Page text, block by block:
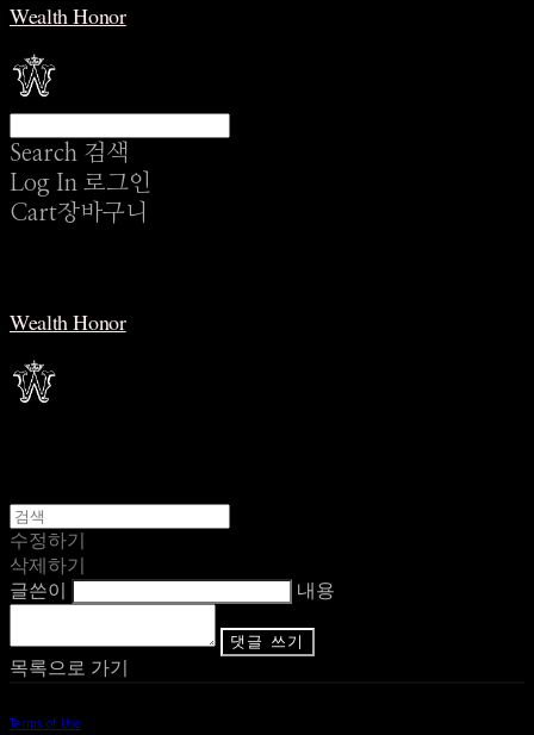
Wealth Honor
Search 검색
Log In 로그인
Cart장바구니
Wealth Honor
수정하기
삭제하기
글쓴이
내용
댓글 쓰기
목록으로 가기
Terms of Use